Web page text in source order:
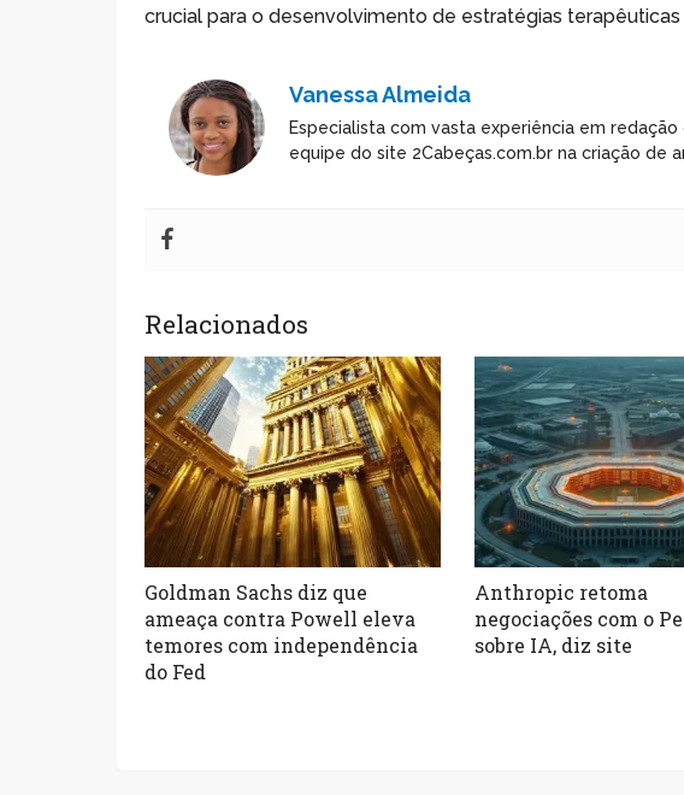
crucial para o desenvolvimento de estratégias terapêuticas
Vanessa Almeida
Especialista com vasta experiência em
equipe do site 2Cabeças.com.br na criação de
Relacionados
Goldman Sachs diz que
ameaça contra Powell eleva
temores com independência
do Fed
Anthropic retoma
negociações com o
sobre IA, diz site